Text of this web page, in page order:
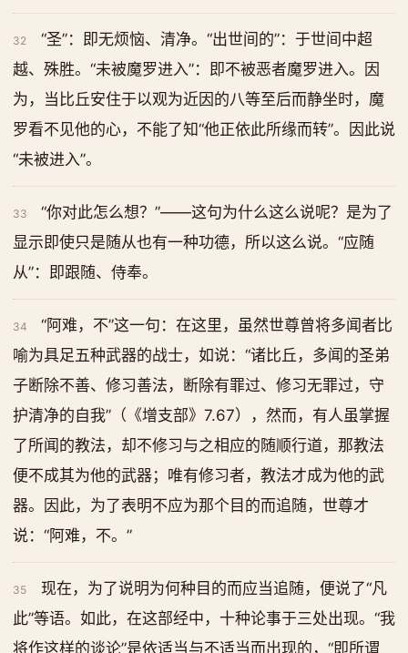
32
“圣”：即无烦恼、清净。“出世间的”：于世间中超
越、殊胜。“未被魔罗进入”：即不被恶者魔罗进入。因
为，当比丘安住于以观为近因的八等至后而静坐时，魔
罗看不见他的心，不能了知“他正依此所缘而转”。因此说
“未被进入”。
33
“你对此怎么想？”——这句为什么这么说呢？是为了
显示即使只是随从也有一种功德，所以这么说。“应随
从”：即跟随、侍奉。
34
“阿难，不”这一句：在这里，虽然世尊曾将多闻者比
喻为具足五种武器的战士，如说：“诸比丘，多闻的圣弟
子断除不善、修习善法，断除有罪过、修习无罪过，守
护清净的自我”（《增支部》7.67），然而，有人虽掌握
了所闻的教法，却不修习与之相应的随顺行道，那教法
便不成其为他的武器；唯有修习者，教法才成为他的武
器。因此，为了表明不应为那个目的而追随，世尊才
说：“阿难，不。”
35
现在，为了说明为何种目的而应当追随，便说了“凡
此”等语。如此，在这部经中，十种论事于三处出现。“我
将作这样的谈论”是依适当与不适当而出现的，“即所谓